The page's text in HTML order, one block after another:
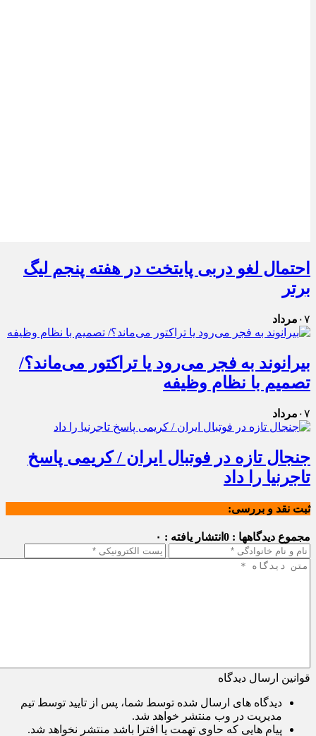
احتمال لغو دربی پایتخت در هفته پنجم لیگ
برتر
۰۷ مرداد
بیرانوند به فجر می‌رود یا تراکتور می‌ماند؟/
تصمیم با نظام وظیفه
۰۷ مرداد
جنجال تازه در فوتبال ایران / کریمی پاسخ
تاجرنیا را داد
ثبت نقد و بررسی:
مجموع دیدگاهها : 0 انتشار یافته : ۰
قوانین ارسال دیدگاه
دیدگاه های ارسال شده توسط شما، پس از تایید توسط تیم
مدیریت در وب منتشر خواهد شد.
پیام هایی که حاوی تهمت یا افترا باشد منتشر نخواهد شد.